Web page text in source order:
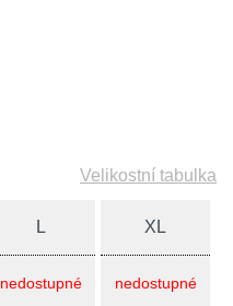
Velikostní tabulka
L
nedostupné
XL
nedostupné